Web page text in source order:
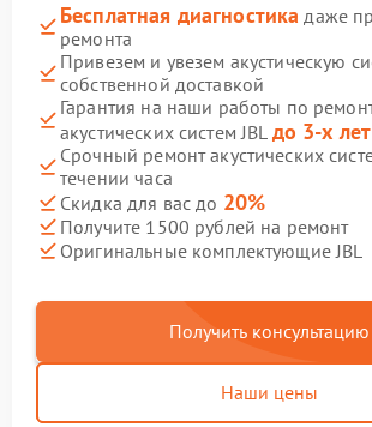
Бесплатная диагностика даже
ремонта
Привезем и увезем акустическую
собственной доставкой
Гарантия на наши работы по
акустических систем JBL до 3-х лет
Срочный ремонт акустических
течении часа
Скидка для вас до 20%
Получите 1500 рублей на ремонт
Оригинальные комплектующие JBL
Получить консультацию
Наши цены